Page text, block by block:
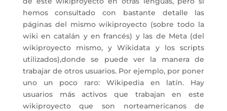
hemos consultado con bastante detalle las
páginas del mismo wikiproyecto (sobre todo la
wiki en catalán y en francés) y las de Meta (del
wikiproyecto mismo, y Wikidata y los scripts
utilizados),donde se puede ver la manera de
trabajar de otros usuarios. Por ejemplo, por poner
uno un poco raro: Wikipedia en latín. Hay
usuarios más activos que trabajan en este
wikiproyecto que son norteamericanos de